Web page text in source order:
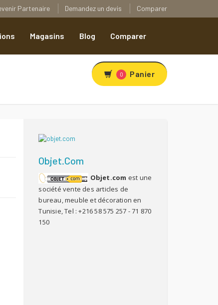
Partenaire Demandez un devis Comparer
Magasins Blog Comparer
0 Panier
Objet.com
Objet.com est une
société vente des articles de
bureau, meuble et décoration en
Tunisie, Tel : +216 58 575 257 - 71 870
150